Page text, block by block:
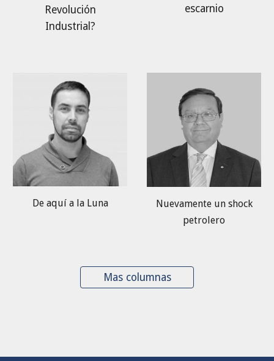
Revolución
Industrial?
escarnio
De aquí a la Luna
Nuevamente un shock
petrolero
Mas columnas